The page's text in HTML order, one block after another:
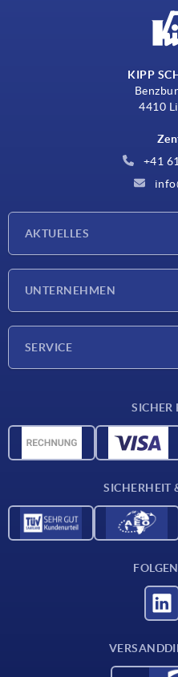
KIPP
4410
+41
AKTUELLES
UNTERNEHMEN
SERVICE
CAD-Daten
SICHER
SICHERHEIT